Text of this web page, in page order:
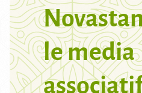
le media